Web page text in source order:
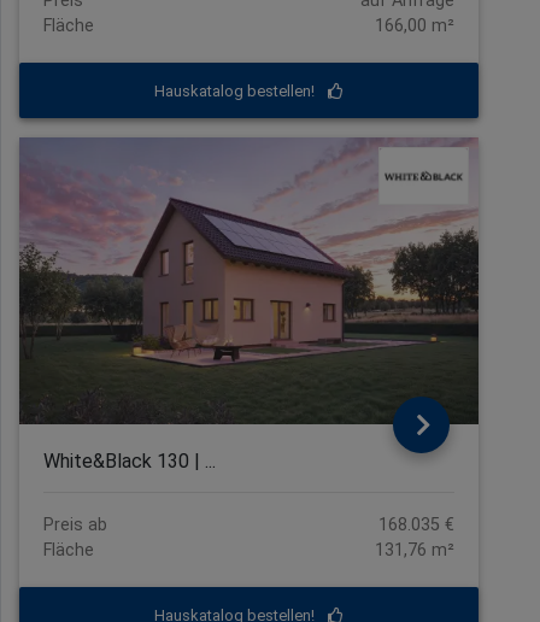
Fläche
166,00 m²
Hauskatalog bestellen!
White&Black 130 | ...
Preis ab
168.035 €
Fläche
131,76 m²
Hauskatalog bestellen!